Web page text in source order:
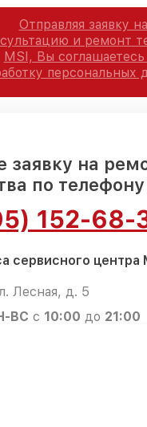
Отправляя заявку на
и ремонт
MSI, Вы соглашаетесь
персональных
заявку на
по телефону
152-68-
сервисного центра
Лесная, д. 5
ВС с 10:00 до 21:00